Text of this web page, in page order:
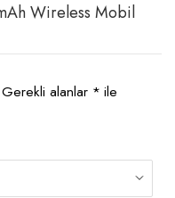
Wireless Mobil
Gerekli alanlar * ile